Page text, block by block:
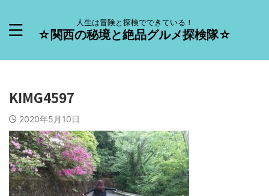
人生は冒険と探検でできている！
☆関西の秘境と絶品グルメ探検隊☆
KIMG4597
2020年5月10日